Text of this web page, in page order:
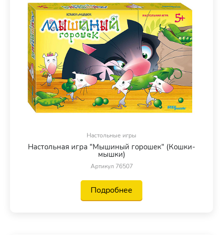
Настольные игры
Настольная игра "Мышиный горошек" (Кошки-
мышки)
Артикул 76507
Подробнее